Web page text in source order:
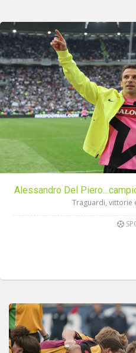
Alessandro Del
Traguardi, vittorie